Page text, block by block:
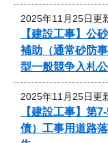
2025年11月25日更
【建設工事】公
補助（通常砂防
型一般競争入札
2025年11月25日更
【建設工事】第
債）工事用道路